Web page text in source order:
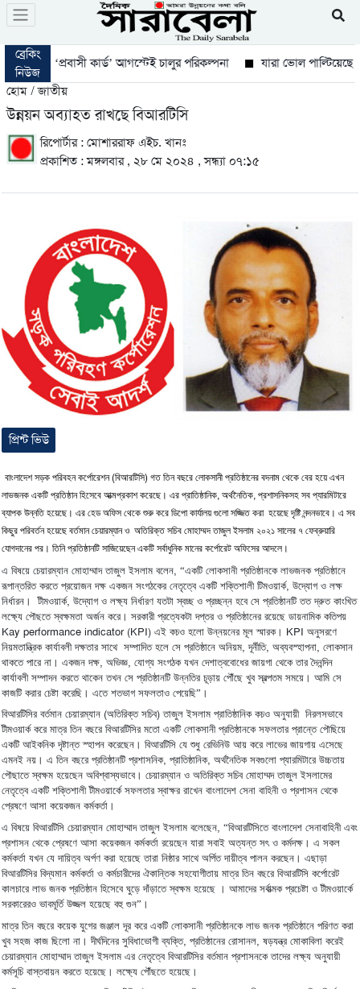
ব্রেকিং
নিউজ
‘প্রবাসী কার্ড’ আগস্টেই চালুর পরিকল্পনা
যারা ভোল পাল্টিয়েছে তারা
হোম / জাতীয়
উন্নয়ন অব্যাহত রাখছে বিআরটিসি
রিপোর্টার : মোশাররাফ এইচ. খানঃ
প্রকাশিত : মঙ্গলবার , ২৮ মে ২০২৪ , সন্ধ্যা ০৭:১৫
প্রিন্ট ভিউ
বাংলাদেশ সড়ক পরিবহন কর্পোরেশন(বিআরটিসি) গত তিন বছরে লোকসানী প্রতিষ্ঠানের বদনাম থেকে বের হয়ে এখন
লাভজনক একটি প্রতিষ্ঠান হিসেবে আত্মপ্রকাশ করেছে। এর প্রাতিষ্ঠানিক, অর্থনৈতিক, প্রশাসনিকসহ সব প্যারমিটারে
ব্যাপক উন্নতি হয়েছে। এর হেড অফিস থেকে শুরু করে ডিপো কার্যালয় গুলো সজ্জিত করা হয়েছে দৃষ্টি নন্দনভাবে। এ সব
কিছুর পরিবর্তন হয়েছে বর্তমান চেয়ারম্যান ও অতিরিক্ত সচিব মোহাম্মদ তাজুল ইসলাম ২০২১ সালের ৭ ফেব্রুয়ারি
যোগদানের পর। তিনি প্রতিষ্ঠানটি সাজিয়েছেন একটি সর্বাধুনিক মানের কর্পোরেট অফিসের আদলে।
এ বিষয়ে চেয়ারম্যান মোহাম্মাদ তাজুল ইসলাম বলেন, “একটি লোকসানী প্রতিষ্ঠানকে লাভজনক প্রতিষ্ঠানে
রূপান্তরিত করতে প্রয়োজন দক্ষ একজন সংগঠকের নেতৃত্বে একটি শক্তিশালী টিমওয়ার্ক, উদ্যোগ ও লক্ষ
নির্ধারন। টীমওয়ার্ক, উদ্যোগ ও লক্ষ্য নির্ধারণ যতটা স্বচ্ছ ও প্রচ্ছন্ন হবে সে প্রতিষ্ঠানটি তত দ্রুত কাংখিত
লক্ষ্যে পৌছতে স্বক্ষমতা অর্জন করে। সরকারী প্রত্যেকটা দপ্তর ও প্রতিষ্ঠানের রয়েছে ডায়নামিক কতিপয়
Kay performance indicator (KPI) এই কচও হলো উন্নয়নের মূল স্মারক। KPI অনুসরণে
নিয়মতান্ত্রিক কার্যাবলী দক্ষতার সাথে সম্পাদিত হলে সে প্রতিষ্ঠানে অনিয়ম,দূর্নীতি, অব্যবস্হাপনা, লোকসান
থাকতে পারে না। একজন দক্ষ, অভিজ্ঞ, যোগ্য সংগঠক যখন দেশাত্ববোধের জায়গা থেকে তার দৈনন্দিন
কার্যাবলী সম্পাদন করতে থাকেন তখন সে প্রতিষ্ঠানটি উন্নতির চূড়ায় পৌঁছে খুব স্বল্পতম সময়ে। আমি সে
কাজটি করার চেষ্টা করেছি। এতে শতভাগ সফলতাও পেয়েছি” ।
বিআরটিসির বর্তমান চেয়ারম্যান(অতিরিক্ত সচিব)তাজুল ইসলাম প্রাতিষ্ঠানিক কচও অনুযায়ী নিরলসভাবে
টীমওয়ার্ক করে মাত্র তিন বছরে বিআরটিসির মতো একটি লোকসানী প্রতিষ্ঠানকে সফলতার প্রান্তে পৌছিয়ে
একটি আইকনিক দৃষ্টান্ত স্হাপন করেছেন। বিআরটিসি যে শুধু রেভিনিউ আয় করে লাভের জায়গায় এসেছে
এমনই নয়। এ তিন বছরে প্রতিষ্ঠানটি প্রশাসনিক, প্রাতিষ্ঠানিক, অর্থনৈতিক সবগুলো প্যারমিটারে উচ্চতায়
পৌছাতে স্বক্ষম হয়েছেন অবিশ্বাস্যভাবে। চেয়ারম্যান ও অতিরিক্ত সচিব মোহাম্মদ তাজুল ইসলামের
নেতৃত্বে একটি শক্তিশালী টীমওয়ার্কে সফলতার স্বাক্ষর রাখেন বাংলাদেশ সেনা বাহিনী ও প্রশাসন থেকে
প্রেষণে আসা কয়েকজন কর্মকর্তা।
এ বিষয়ে বিআরটিসি চেয়ারম্যান মোহাম্মাদ তাজুল ইসলাম বলেছেন, “বিআরটিসিতে বাংলাদেশ সেনাবাহিনী এবং
প্রশাসন থেকে প্রেষণে আসা কয়েকজন কর্মকর্তা রয়েছেন যারা সবাই অত্যন্ত সৎ ও কর্মদক্ষ। এ সকল
কর্মকর্তা যখন যে দায়িত্ব অর্পণ করা হয়েছে তারা নিষ্ঠার সাথে অর্পিত দায়ীত্ব পালন করছেন। এছাড়া
বিআরটিসির বিদ্যমান কর্মকর্তা ও কর্মচারীদের ঐকান্তিক সহযোগীতায় মাত্র তিন বছরে বিআরটিসি কর্পোরেট
কালচারে লাভ জনক প্রতিষ্ঠান হিসেবে ঘুড়ে দাঁড়াতে স্বক্ষম হয়েছে । আমাদের সর্বাত্মক প্রচেষ্টা ও টীমওয়ার্কে
সরকারেরও ভাবমূর্তি উজ্জল হয়েছে বহু গুন” ।
মাত্র তিন বছরে কয়েক যুগের জঞ্জাল দূর করে একটি লোকসানী প্রতিষ্ঠানকে লাভ জনক প্রতিষ্ঠানে পরিণত করা
খুব সহজ কাজ ছিলো না। দীর্ঘদিনের সুবিধাভোগী ব্যক্তি, প্রতিষ্ঠানের রোসানল, ষড়যন্ত্র মোকাবিলা করেই
চেয়ারম্যান মোহাম্মাদ তাজুল ইসলাম এর নেতৃত্বে বিআরটিসির বর্তমান প্রশাসনকে তাদের লক্ষ্য অনুযায়ী
কর্মসূচি বাস্তবায়ন করতে হয়েছে। লক্ষ্যে পৌঁছতে হয়েছে।